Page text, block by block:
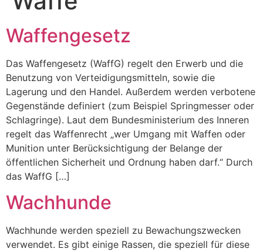
Waffengesetz
Das Waffengesetz (WaffG) regelt den Erwerb und die
Benutzung von Verteidigungsmitteln, sowie die
Lagerung und den Handel. Außerdem werden verbotene
Gegenstände definiert (zum Beispiel Springmesser oder
Schlagringe). Laut dem Bundesministerium des Inneren
regelt das Waffenrecht „wer Umgang mit Waffen oder
Munition unter Berücksichtigung der Belange der
öffentlichen Sicherheit und Ordnung haben darf.“ Durch
das WaffG […]
Wachhunde
Wachhunde werden speziell zu Bewachungszwecken
verwendet. Es gibt einige Rassen, die speziell für diese